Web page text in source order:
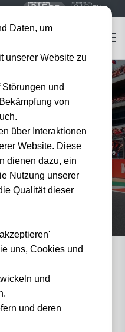
🇩🇪DE 🇬🇧EN
2027/2028
— offizielle Tickets und Hotel-Pakete
Daten, um
unserer Website zu
und
von
über Interaktionen
Website. Diese
dienen dazu, ein
Nutzung unserer
Qualität dieser
uns, Cookies und
und
und deren